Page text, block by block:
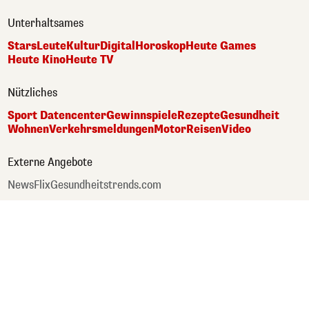
Unterhaltsames
StarsLeuteKulturDigitalHoroskopHeute Games
Heute KinoHeute TV
Nützliches
Sport DatencenterGewinnspieleRezepteGesundheit
WohnenVerkehrsmeldungenMotorReisenVideo
Externe Angebote
NewsFlixGesundheitstrends.com